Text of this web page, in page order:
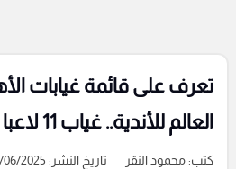
تعرف على قائمة غيابات
العالم للأندية.. غياب 11 لاعبا
كتب:محمود النقر تاريخ النشر: 05/06/2025